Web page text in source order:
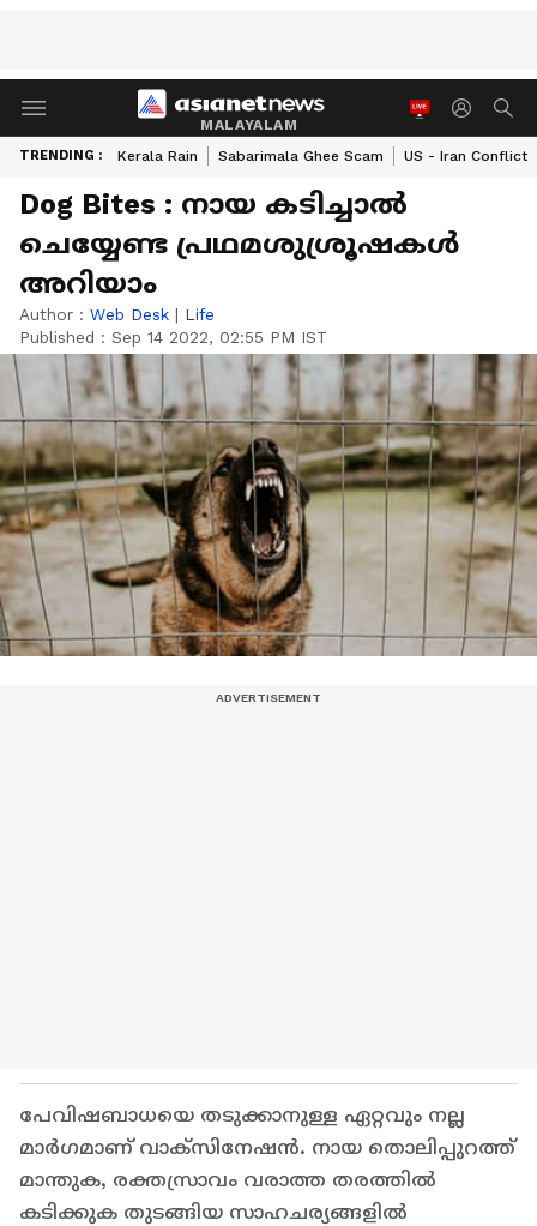
MALAYALAM
TRENDING : Kerala Rain Sabarimala Ghee Scam US - Iran Conflict
Dog Bites : നായ കടിച്ചാൽ
ചെയ്യേണ്ട പ്രഥമശ‍ുശ്രൂഷകൾ
അറിയാം
Author : Web Desk | Life
Published : Sep 14 2022, 02:55 PM IST
പേവിഷബാധയെ തടുക്കാനുള്ള ഏറ്റവും നല്ല
മാർഗമാണ് വാക‍്സിനേഷൻ. നായ തൊലിപ്പുറത്ത്
മാന്തുക, രക്തസ്രാവം വരാത്ത തരത്തിൽ
കടിക്കുക തുടങ്ങിയ സാഹചര്യങ്ങളിൽ